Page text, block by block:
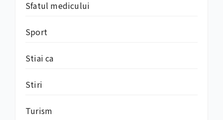
Sfatul medicului
Sport
Stiai ca
Stiri
Turism